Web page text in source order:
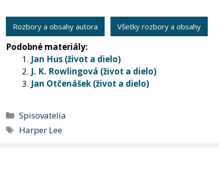
Rozbory a obsahy autora Všetky rozbory a obsahy
Podobné materiály:
Jan Hus (život a dielo)
J. K. Rowlingová (život a dielo)
Jan Otčenášek (život a dielo)
Kategórie
Spisovatelia
Značky
Harper Lee